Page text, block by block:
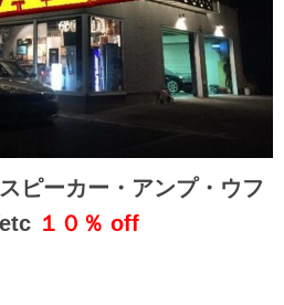
スピーカー・アンプ・ウフ
１０％ off